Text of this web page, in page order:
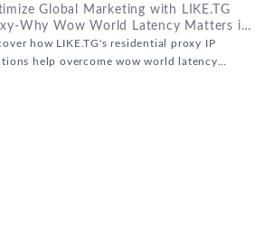
Global Marketing with LIKE.TG
Why Wow World Latency Matters in
Marketing
how LIKE.TG's residential proxy IP
help overcome wow world latency